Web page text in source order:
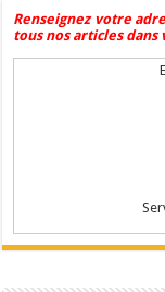
Renseignez votre
tous nos articles